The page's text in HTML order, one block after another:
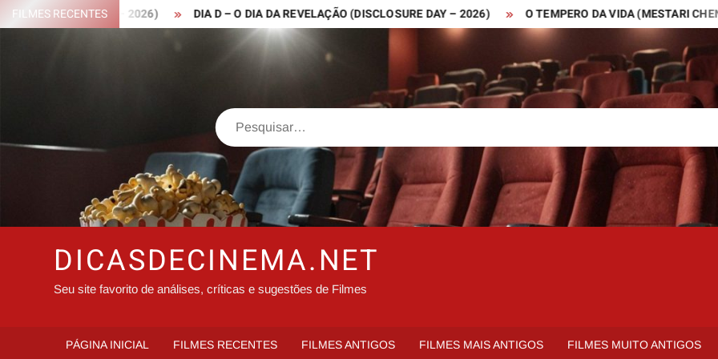
Skip
to
FILMES RECENTES
HOOD – 2026) DIA D – O DIA DA REVELAÇÃO (DISCLOSURE DAY – 2026) O TEMPERO DA VIDA (MESTARI CHENG –
Search
DICASDECINEMA.NET
Seu site favorito de análises, críticas e sugestões de Filmes
PÁGINA INICIAL FILMES RECENTES FILMES ANTIGOS FILMES MAIS ANTIGOS FILMES MUITO ANTIGOS